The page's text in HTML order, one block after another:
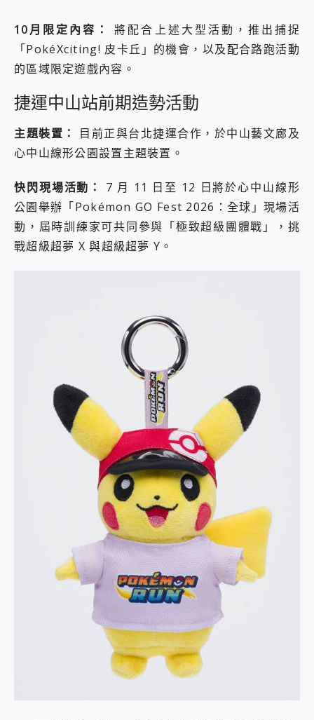
10月限定內容：
將配合上述大型活動，推出捕捉
「PokéXciting! 皮卡丘」的機會，以及配合路跑活動
的區域限定遊戲內容。
捷運中山站前期造勢活動
主題裝置：
目前正與台北捷運合作，於中山藝文廊及
心中山線形公園設置主題裝置。
快閃現場活動：
7 月 11 日至 12 日將於心中山線形
公園舉辦「Pokémon GO Fest 2026：全球」現場活
動，屆時訓練家可共同參與「極致超級團體戰」，挑
戰超級超夢 X 與超級超夢 Y。